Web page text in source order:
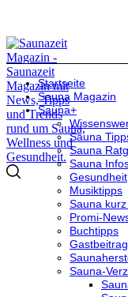
Startseite
Sauna Magazin
Sauna+
Sauna
Sauna
Sauna
Gesundheit
Musiktipps
Sauna
Promi-
Buchtipps
Gastbeitrag
Sauna-